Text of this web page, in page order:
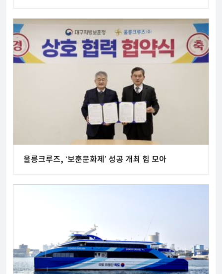
울릉크루즈, ‘보훈문화제’ 성공 개최 힘 모아